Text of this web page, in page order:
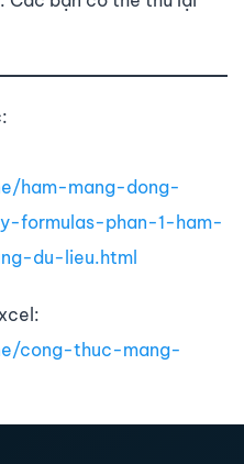
ham-mang-dong-
formulas-phan-1-ham-
du-lieu.html
cong-thuc-mang-